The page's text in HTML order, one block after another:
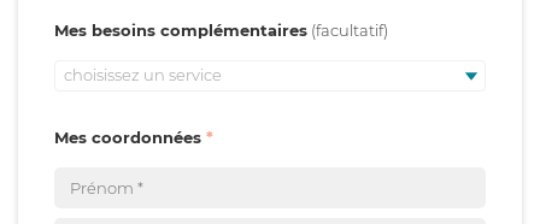
Mes besoins complémentaires
choisissez un service
Mes coordonnées